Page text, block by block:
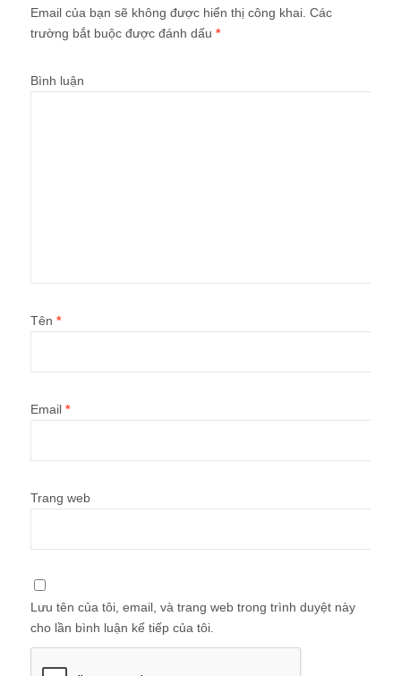
Email của bạn sẽ không được hiển thị công khai. Các
trường bắt buộc được đánh dấu *
Bình luận
Tên *
Email *
Trang web
Lưu tên của tôi, email, và trang web trong trình duyệt này
cho lần bình luận kế tiếp của tôi.